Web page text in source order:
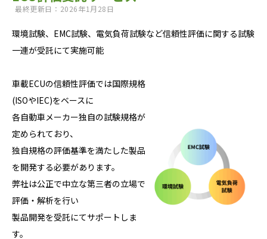
最終更新日：2026年1月28日
環境試験、EMC試験、電気負荷試験など信頼性評価に関する試験
一連が受託にて実施可能
車載ECUの信頼性評価では国際規格
(ISOやIEC)をベースに
各自動車メーカー独自の試験規格が
定められており、
独自規格の評価基準を満たした製品
を開発する必要があります。
弊社は公正で中立な第三者の立場で
評価・解析を行い
製品開発を受託にてサポートしま
す。